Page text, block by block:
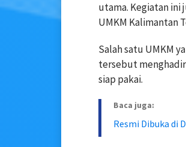
utama. Kegiatan ini
UMKM Kalimantan
Salah satu UMKM
tersebut
siap pakai.
Baca juga:
Resmi Dibuka di